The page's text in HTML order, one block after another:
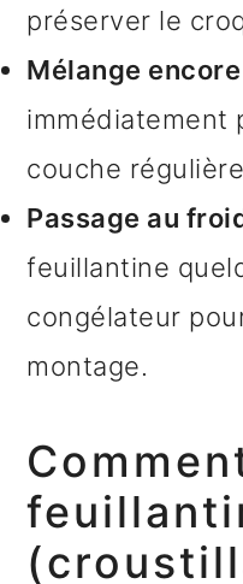
préserver le
Mélange
immédiatement
couche
Passage au
feuillantine
congélateur
montage.